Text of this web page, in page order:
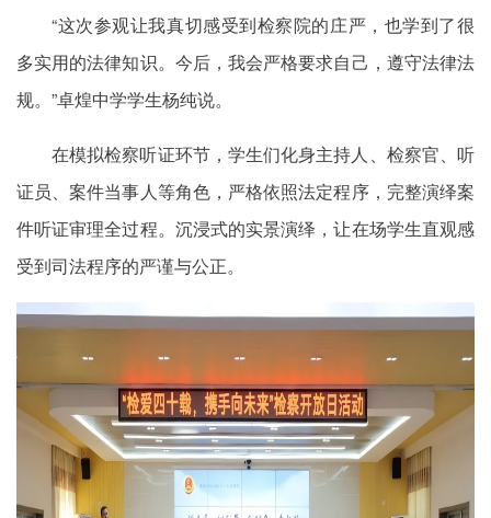
“这次参观让我真切感受到检察院的庄严，也学到了很
多实用的法律知识。今后，我会严格要求自己，遵守法律法
规。”卓煌中学学生杨纯说。
在模拟检察听证环节，学生们化身主持人、检察官、听
证员、案件当事人等角色，严格依照法定程序，完整演绎案
件听证审理全过程。沉浸式的实景演绎，让在场学生直观感
受到司法程序的严谨与公正。